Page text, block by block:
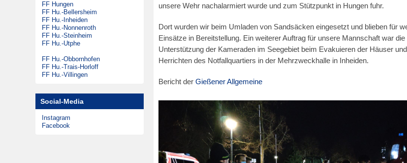
unsere Wehr nachalarmiert wurde und zum Stützpunkt in Hungen fuhr.
Dort wurden wir beim Umladen von Sandsäcken eingesetzt und blieben für
Einsätze in Bereitstellung. Ein weiterer Auftrag für unsere Mannschaft war die
Unterstützung der Kameraden im Seegebiet beim Evakuieren der Häuser
Herrichten des Notfallquartiers in der Mehrzweckhalle in Inheiden.
Bericht der Gießener Allgemeine
FF Hungen
FF Hu.-Bellersheim
FF Hu.-Inheiden
FF Hu.-Nonnenroth
FF Hu.-Steinheim
FF Hu.-Utphe
FF Hu.-Obbornhofen
FF Hu.-Trais-Horloff
FF Hu.-Villingen
Social-Media
Instagram
Facebook